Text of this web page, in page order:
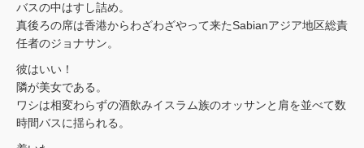
バスの中はすし詰め。
真後ろの席は香港からわざわざやって来たSabianアジア地区総責
任者のジョナサン。
彼はいい！
隣が美女である。
ワシは相変わらずの酒飲みイスラム族のオッサンと肩を並べて数
時間バスに揺られる。